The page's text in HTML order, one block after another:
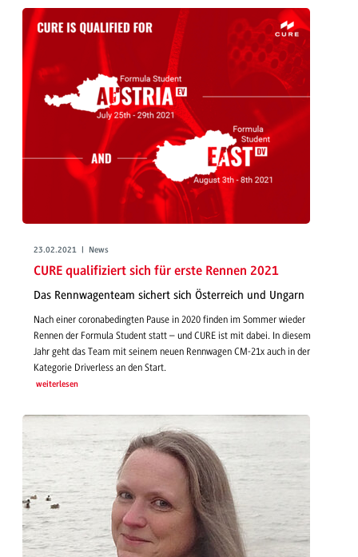
23.02.2021 | News
CURE qualifiziert sich für erste Rennen 2021
Das Rennwagenteam sichert sich Österreich und Ungarn
Nach einer coronabedingten Pause in 2020 finden im Sommer wieder
Rennen der Formula Student statt – und CURE ist mit dabei. In diesem
Jahr geht das Team mit seinem neuen Rennwagen CM-21x auch in der
Kategorie Driverless an den Start.
weiterlesen